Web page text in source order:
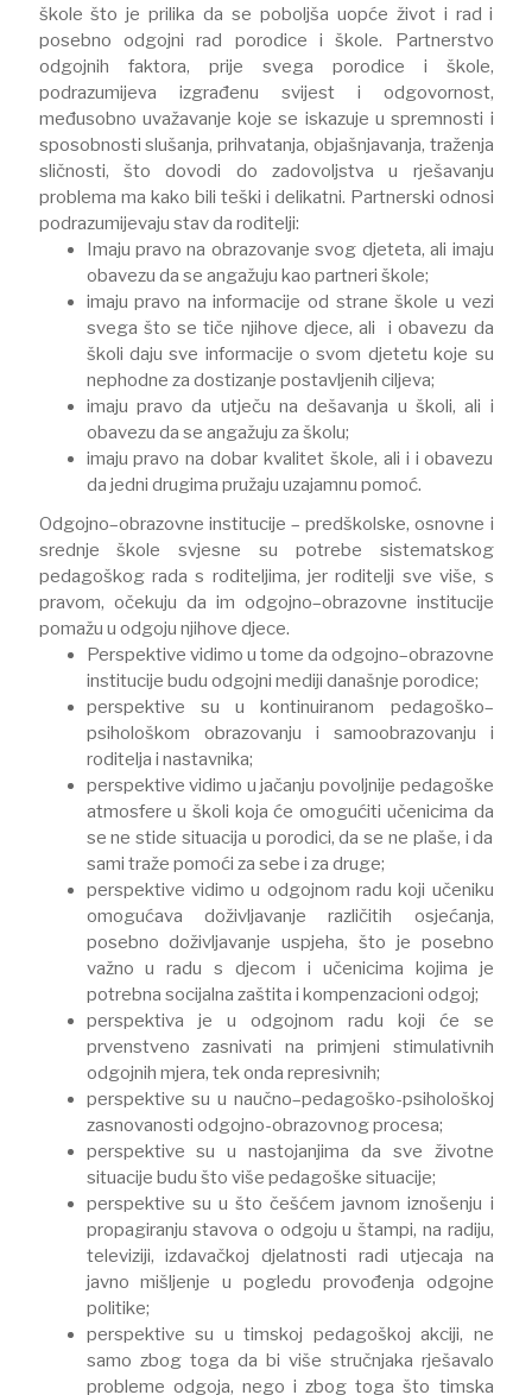
škole što je prilika da se poboljša uopće život i rad i
posebno odgojni rad porodice i škole. Partnerstvo
odgojnih faktora, prije svega porodice i škole,
podrazumijeva izgrađenu svijest i odgovornost,
međusobno uvažavanje koje se iskazuje u spremnosti i
sposobnosti slušanja, prihvatanja, objašnjavanja, traženja
sličnosti, što dovodi do zadovoljstva u rješavanju
problema ma kako bili teški i delikatni. Partnerski odnosi
podrazumijevaju stav da roditelji:
Imaju pravo na obrazovanje svog djeteta, ali imaju
obavezu da se angažuju kao partneri škole;
imaju pravo na informacije od strane škole u vezi
svega što se tiče njihove djece, ali i obavezu da
školi daju sve informacije o svom djetetu koje su
nephodne za dostizanje postavljenih ciljeva;
imaju pravo da utječu na dešavanja u školi, ali i
obavezu da se angažuju za školu;
imaju pravo na dobar kvalitet škole, ali i i obavezu
da jedni drugima pružaju uzajamnu pomoć.
Odgojno–obrazovne institucije – predškolske, osnovne i
srednje škole svjesne su potrebe sistematskog
pedagoškog rada s roditeljima, jer roditelji sve više, s
pravom, očekuju da im odgojno–obrazovne institucije
pomažu u odgoju njihove djece.
Perspektive vidimo u tome da odgojno–obrazovne
institucije budu odgojni mediji današnje porodice;
perspektive su u kontinuiranom pedagoško–
psihološkom obrazovanju i samoobrazovanju i
roditelja i nastavnika;
perspektive vidimo u jačanju povoljnije pedagoške
atmosfere u školi koja će omogućiti učenicima da
se ne stide situacija u porodici, da se ne plaše, i da
sami traže pomoći za sebe i za druge;
perspektive vidimo u odgojnom radu koji učeniku
omogućava doživljavanje različitih osjećanja,
posebno doživljavanje uspjeha, što je posebno
važno u radu s djecom i učenicima kojima je
potrebna socijalna zaštita i kompenzacioni odgoj;
perspektiva je u odgojnom radu koji će se
prvenstveno zasnivati na primjeni stimulativnih
odgojnih mjera, tek onda represivnih;
perspektive su u naučno–pedagoško-psihološkoj
zasnovanosti odgojno-obrazovnog procesa;
perspektive su u nastojanjima da sve životne
situacije budu što više pedagoške situacije;
perspektive su u što češćem javnom iznošenju i
propagiranju stavova o odgoju u štampi, na radiju,
televiziji, izdavačkoj djelatnosti radi utjecaja na
javno mišljenje u pogledu provođenja odgojne
politike;
perspektive su u timskoj pedagoškoj akciji, ne
samo zbog toga da bi više stručnjaka rješavalo
probleme odgoja, nego i zbog toga što timska